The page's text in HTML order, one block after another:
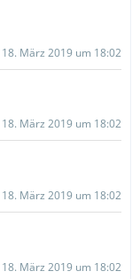
18. März 2019 um 18:02
18. März 2019 um 18:02
18. März 2019 um 18:02
18. März 2019 um 18:02